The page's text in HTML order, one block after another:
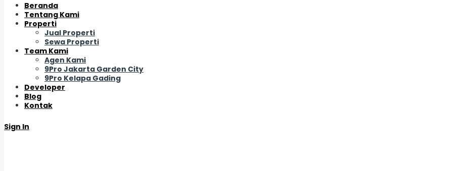
Beranda
Tentang Kami
Properti
Jual Properti
Sewa Properti
Team Kami
Agen Kami
9Pro Jakarta Garden City
9Pro Kelapa Gading
Developer
Blog
Kontak
Sign In